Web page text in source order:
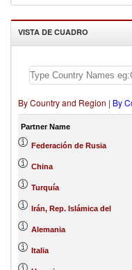
VISTA DE CUADRO
By Country and Region | By
Partner Name
Federación de Rusia
China
Turquía
Irán, Rep. Islámica del
Alemania
Italia